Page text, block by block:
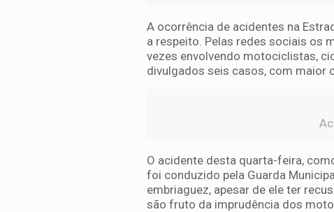
A ocorrência de acidentes na
a respeito. Pelas redes sociais os
vezes envolvendo motociclistas,
divulgados seis casos, com maior
O acidente desta quarta-feira,
foi conduzido pela Guarda
embriaguez, apesar de ele ter
são fruto da imprudência dos